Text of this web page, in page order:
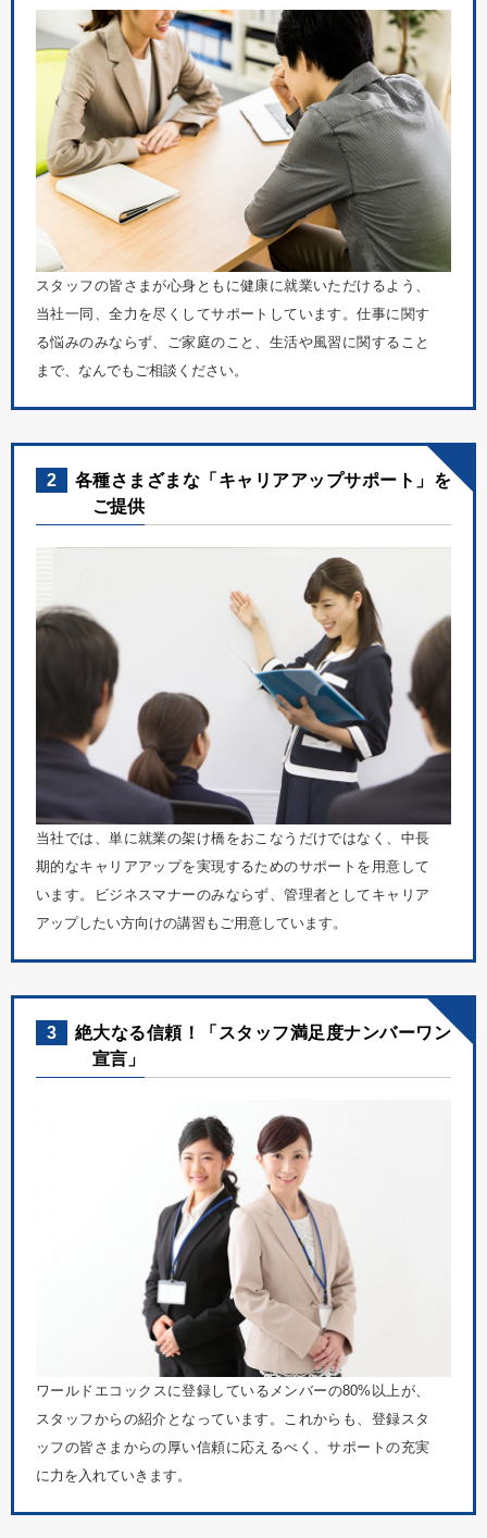
スタッフの皆さまが心身ともに健康に就業いただけるよう、
当社一同、全力を尽くしてサポートしています。仕事に関す
る悩みのみならず、ご家庭のこと、生活や風習に関すること
まで、なんでもご相談ください。
2
各種さまざまな「キャリアアップサポート」を
ご提供
当社では、単に就業の架け橋をおこなうだけではなく、中長
期的なキャリアアップを実現するためのサポートを用意して
います。ビジネスマナーのみならず、管理者としてキャリア
アップしたい方向けの講習もご用意しています。
3
絶大なる信頼！「スタッフ満足度ナンバーワン
宣言」
ワールドエコックスに登録しているメンバーの80%以上が、
スタッフからの紹介となっています。これからも、登録スタ
ッフの皆さまからの厚い信頼に応えるべく、サポートの充実
に力を入れていきます。